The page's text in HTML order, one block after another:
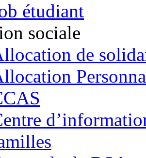
étudiant
sociale
de